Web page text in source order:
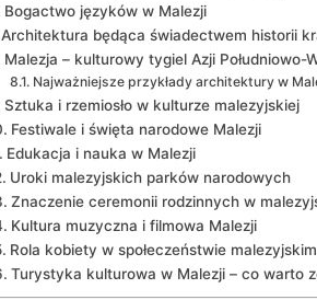
Bogactwo języków w Malezji
Architektura ​będąca⁣ świadectwem historii
Malezja – kulturowy tygiel Azji Południowo-
Najważniejsze przykłady architektury w
Sztuka i ‌rzemiosło ‍w kulturze ⁣malezyjskiej
Festiwale i święta⁢ narodowe Malezji
Edukacja i ⁢nauka w Malezji
Uroki malezyjskich parków narodowych
Znaczenie ceremonii‌ rodzinnych w
Kultura muzyczna ‍i filmowa Malezji
Rola kobiety ⁣w społeczeństwie ⁤malezyjskim
Turystyka kulturowa w Malezji – co warto